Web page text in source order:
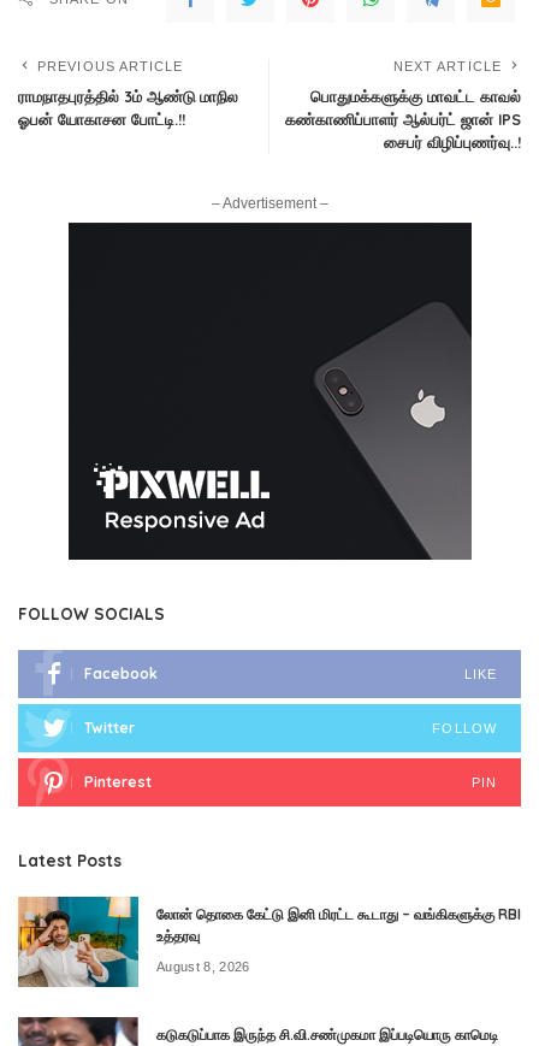
PREVIOUS ARTICLE
ராமநாதபுரத்தில் 3ம் ஆண்டு மாநில
ஓபன் யோகாசன போட்டி.!!
NEXT ARTICLE
பொதுமக்களுக்கு மாவட்ட காவல்
கண்காணிப்பாளர் ஆல்பர்ட் ஜான் IPS
சைபர் விழிப்புணர்வு‌..!
– Advertisement –
FOLLOW SOCIALS
Facebook LIKE
Twitter FOLLOW
Pinterest PIN
Latest Posts
லோன் தொகை கேட்டு இனி மிரட்ட கூடாது – வங்கிகளுக்கு RBI
உத்தரவு
August 8, 2026
கடுகடுப்பாக இருந்த சி.வி.சண்முகமா இப்படியொரு காமெடி